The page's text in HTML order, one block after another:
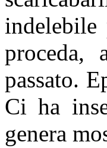
indelebile
proceda,
passato.
Ci ha
genera